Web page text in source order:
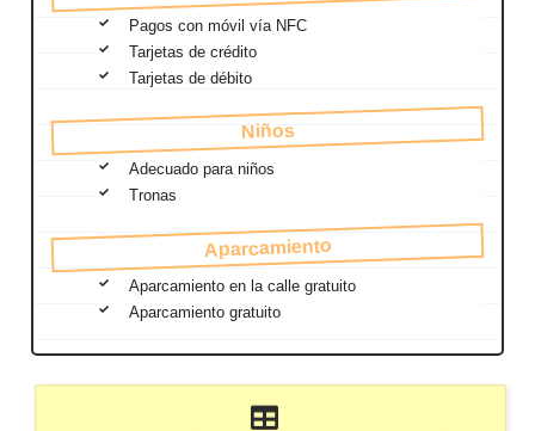
Pagos con móvil vía NFC
Tarjetas de crédito
Tarjetas de débito
Niños
Adecuado para niños
Tronas
Aparcamiento
Aparcamiento en la calle gratuito
Aparcamiento gratuito